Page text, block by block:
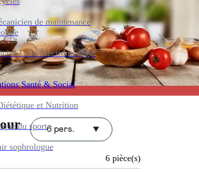
de maintenance
Gros Électroménager
Santé & Social
et Nutrition
du sport
sophrologue
6 pers.
6 pièce(s)